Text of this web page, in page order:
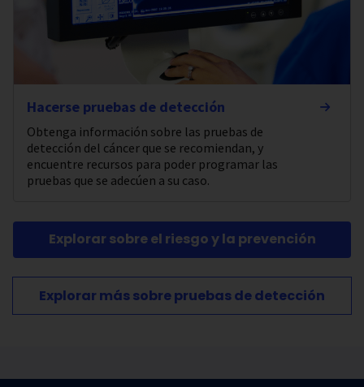
Hacerse pruebas de detección
Obtenga información sobre las pruebas de
detección del cáncer que se recomiendan, y
encuentre recursos para poder programar las
pruebas que se adecúen a su caso.
Explorar sobre el riesgo y la prevención
Explorar más sobre pruebas de detección